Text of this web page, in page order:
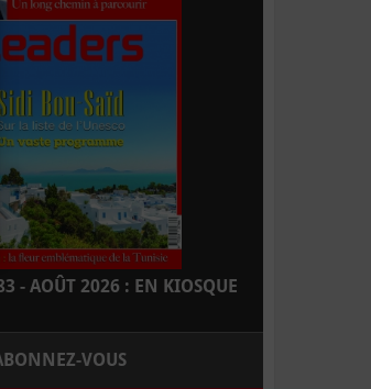
- AOÛT 2026 : EN KIOSQUE
ABONNEZ-VOUS